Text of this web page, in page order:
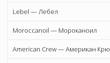
Lebel — Лебел
Moroccanoil — Мороканоил
American Crew — Американ Крю